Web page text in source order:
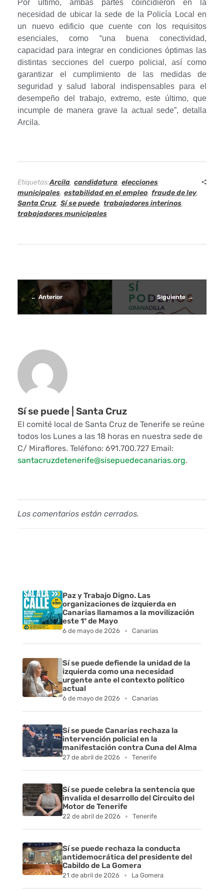
r
e
p
r
e
s
a
n
s
s
i
d
i
c
a
l
e
a
s
t
a
b
d
a
d
d
e
e
m
Por último, ambas partes coincidieron en la
necesidad de ubicar la sede de la Policía Local en
un nuevo edificio que cuente con los requisitos
esenciales, como “una buena conectividad,
capacidad para integrar en condiciones óptimas las
distintas secciones del cuerpo policial, así como
garantizar el cumplimiento de las medidas de
seguridad y salud laboral indispensables para el
desempeño del trabajo, extremo, este último, que
incumple de manera grave la actual sede”, detalla
Arcila.
Etiquetas:Arcila, candidatura, elecciones
municipales, estabilidad en el empleo, fraude de ley,
Santa Cruz, Sí se puede, trabajadores interinos,
trabajadores municipales
Anterior Siguiente
Sí se puede | Santa Cruz
El comité local de Santa Cruz de Tenerife se reúne
todos los Lunes a las 18 horas en nuestra sede de
C/ Miraflores. Teléfono: 691.700.727 Email:
santacruzdetenerife@sisepuedecanarias.org.
Los comentarios están cerrados.
Paz y Trabajo Digno. Las
organizaciones de izquierda en
Canarias llamamos a la movilización
este 1º de Mayo
6 de mayo de 2026 Canarias
Sí se puede defiende la unidad de la
izquierda como una necesidad
urgente ante el contexto político
actual
6 de mayo de 2026 Canarias
Sí se puede Canarias rechaza la
intervención policial en la
manifestación contra Cuna del Alma
27 de abril de 2026 Tenerife
Sí se puede celebra la sentencia que
invalida el desarrollo del Circuito del
Motor de Tenerife
22 de abril de 2026 Tenerife
Sí se puede rechaza la conducta
antidemocrática del presidente del
Cabildo de La Gomera
21 de abril de 2026 La Gomera